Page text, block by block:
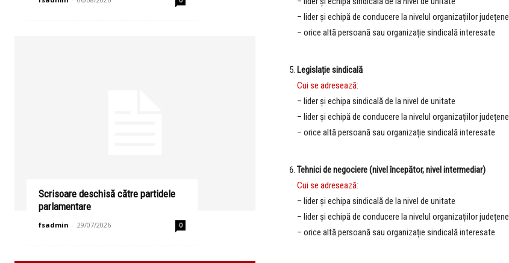
– lider și echipă de conducere la nivelul organizațiilor județene
– orice altă persoană sau organizație sindicală interesate
Legislație sindicală
Cui se adresează:
– lider și echipa sindicală de la nivel de unitate
– lider și echipă de conducere la nivelul organizațiilor județene
– orice altă persoană sau organizație sindicală interesate
Tehnici de negociere (nivel începător, nivel intermediar)
Cui se adresează:
– lider și echipa sindicală de la nivel de unitate
– lider și echipă de conducere la nivelul organizațiilor județene
– orice altă persoană sau organizație sindicală interesate
Scrisoare deschisă către partidele
parlamentare
fsadmin - 29/07/2026 0